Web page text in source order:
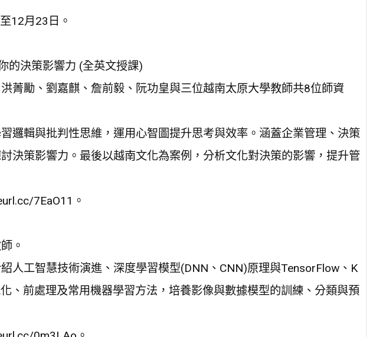
12月23日。
的決策影響力 (全英文授課)
菁勵、劉嘉麒、詹前毅、阮功皇與三位越南太原大學教師共8位師資
邏輯與批判性思維，運用心智圖提升思考與效率。涵蓋企業管理、決策
決策影響力。最後以越南文化為案例，分析文化對決策的影響，提升管
7EaO11。
。
人工智慧技術演進、深度學習模型(DNN、CNN)原理與TensorFlow、K
、前處理及常用機器學習方法，培養影像與數據模型的訓練、分類與預